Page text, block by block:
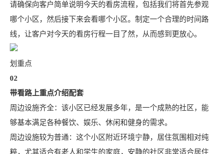
请确保向客户简单说明今天的看房流程，包括我们将首先参观
哪个小区，然后接下来会看哪个小区。制定一个合理的时间路
线，让客户对今天的看房行程一目了然，从而感到更放心。
划重点
02
带看路上重点介绍配套
周边设施齐全：该小区已经发展多年，是一个成熟的社区，能
够基本满足各种餐饮、娱乐、休闲和健身的需求。
周边设施较为普通：这个小区附近环境宁静，居住氛围相对纯
粹，尤其适合有老人和学生的家庭，安静的社区非常适合居住